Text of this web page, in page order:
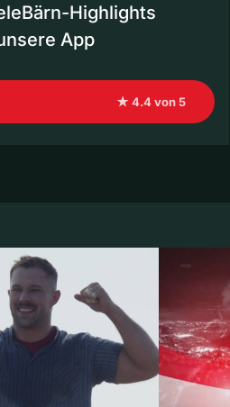
Highlights
App
★ 4.4 von 5